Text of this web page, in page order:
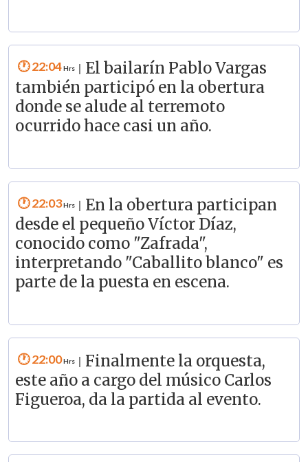
22:04
El bailarín Pablo Vargas
también participó en la obertura
donde se alude al terremoto
ocurrido hace casi un año.
22:03
En la obertura participan
desde el pequeño Víctor Díaz,
conocido como "Zafrada",
interpretando "Caballito blanco" es
parte de la puesta en escena.
22:00
Finalmente la orquesta,
este año a cargo del músico Carlos
Figueroa, da la partida al evento.